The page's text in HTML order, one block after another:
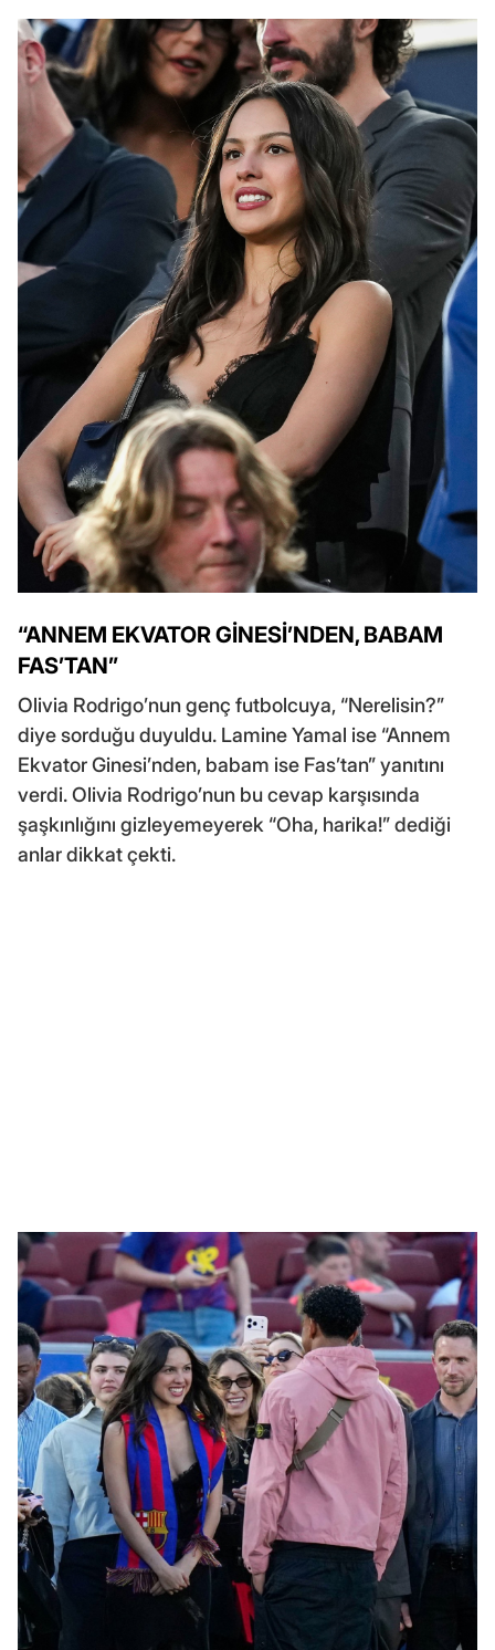
“ANNEM EKVATOR GİNESİ’NDEN, BABAM
FAS’TAN”
Olivia Rodrigo’nun genç futbolcuya, “Nerelisin?”
diye sorduğu duyuldu. Lamine Yamal ise “Annem
Ekvator Ginesi’nden, babam ise Fas’tan” yanıtını
verdi. Olivia Rodrigo’nun bu cevap karşısında
şaşkınlığını gizleyemeyerek “Oha, harika!” dediği
anlar dikkat çekti.